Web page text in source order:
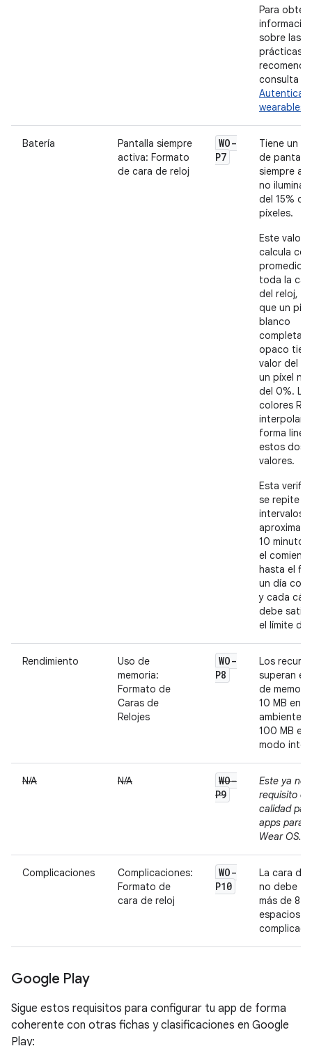
Para
sobre las
prácticas
consulta
wearables
Batería
Pantalla siempre
activa: Formato
de cara de reloj
WO-
P7
Tiene un
de pantalla
siempre
no ilumina
del 15% de
píxeles.
Este valor
calcula
promedio
toda la
del reloj,
que un
blanco
opaco
valor del
un píxel
del 0%.
colores
interpolan
forma
estos dos
valores.
Esta
se repite
intervalos
10
el
hasta el
un día
y cada
debe
el límite del
Rendimiento
Uso de
memoria:
Formato de
Caras de
Relojes
WO-
P8
Los
superan el
de
10 MB en
ambiente
100 MB en
modo
N/A N/A
WO-
P9
Este ya no
requisito de
calidad
apps para
Wear OS.
Complicaciones
Complicaciones:
Formato de
cara de reloj
WO-
P10
La cara de
no debe
más de 8
espacios
Google Play
Sigue estos requisitos para configurar tu app de forma
coherente con otras fichas y clasificaciones en Google
Play: